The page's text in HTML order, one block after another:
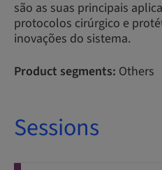
são as suas principais
protocolos cirúrgico e
inovações do sistema.
Product segments: Others
Sessions